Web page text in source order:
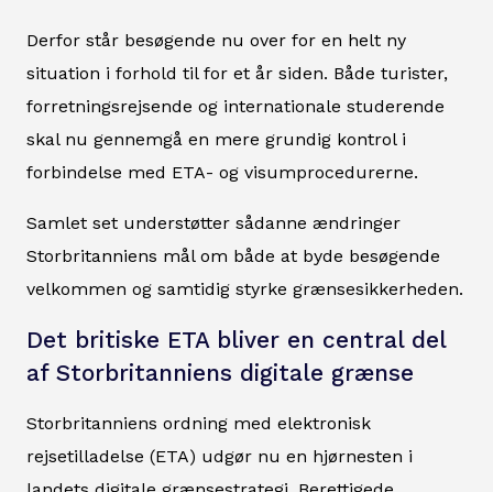
Derfor står besøgende nu over for en helt ny
situation i forhold til for et år siden. Både turister,
forretningsrejsende og internationale studerende
skal nu gennemgå en mere grundig kontrol i
forbindelse med ETA- og visumprocedurerne.
Samlet set understøtter sådanne ændringer
Storbritanniens mål om både at byde besøgende
velkommen og samtidig styrke grænsesikkerheden.
Det britiske ETA bliver en central del
af Storbritanniens digitale grænse
Storbritanniens ordning med elektronisk
rejsetilladelse (ETA) udgør nu en hjørnesten i